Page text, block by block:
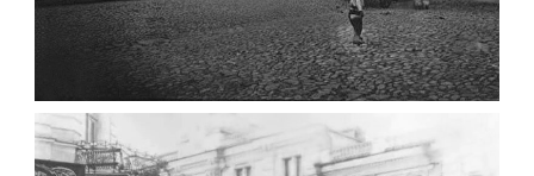
ФОТО ЖИТОМИРА 1905 ВУЛ.
МИХАЙЛІВСЬКА-СКОРУЛЬСЬКОГО
Фото Житомира період
до 1917 року